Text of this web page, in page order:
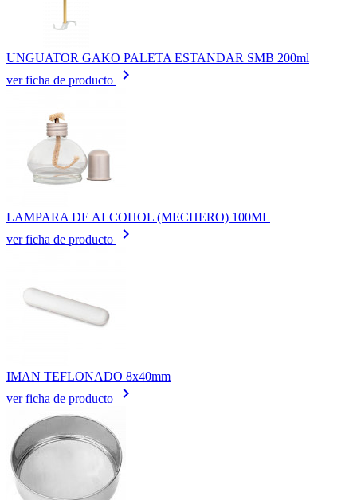
UNGUATOR GAKO PALETA ESTANDAR SMB 200ml
ver ficha de producto
keyboard_arrow_right
LAMPARA DE ALCOHOL (MECHERO) 100ML
ver ficha de producto
keyboard_arrow_right
IMAN TEFLONADO 8x40mm
ver ficha de producto
keyboard_arrow_right